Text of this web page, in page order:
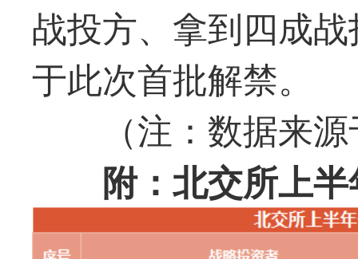
战投方、拿到四成
于此次首批解禁。
（注：数据来
附：北交所上